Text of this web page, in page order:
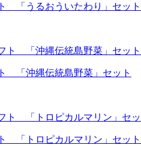
「うるおういたわり」セット
「沖縄伝統島野菜」セット
「トロピカルマリン」セット